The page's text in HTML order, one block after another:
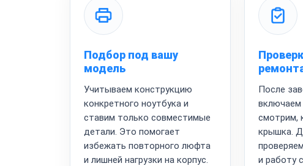
Подбор под вашу
модель
Учитываем конструкцию
конкретного ноутбука и
ставим только совместимые
детали. Это помогает
избежать повторного люфта
и лишней нагрузки на корпус.
После
включаем
смотрим,
крышка.
и работу